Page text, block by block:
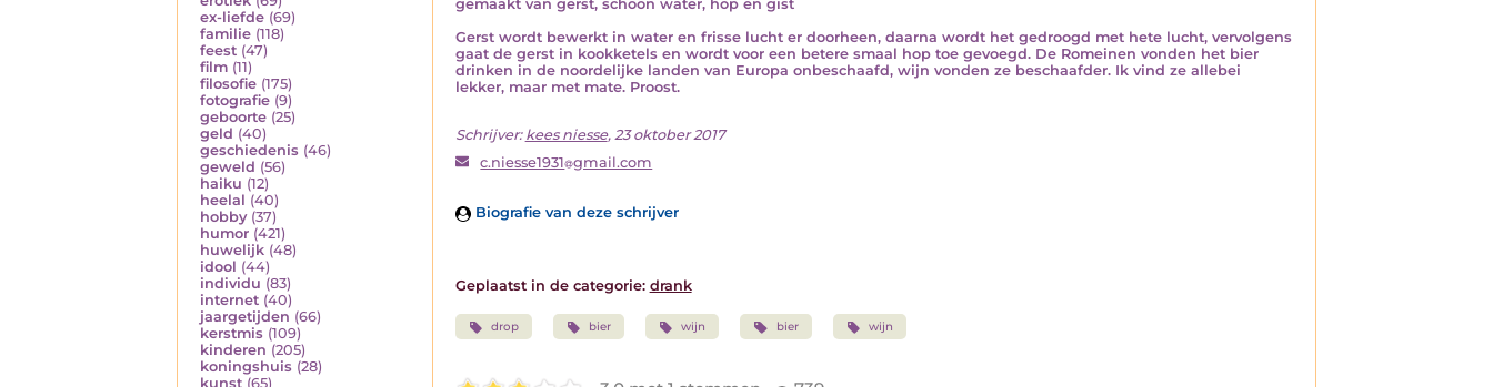
ex-liefde (69)
familie (118)
feest (47)
film (11)
filosofie (175)
fotografie (9)
geboorte (25)
geld (40)
geschiedenis (46)
geweld (56)
haiku (12)
heelal (40)
hobby (37)
humor (421)
huwelijk (48)
idool (44)
individu (83)
internet (40)
jaargetijden (66)
kerstmis (109)
kinderen (205)
koningshuis (28)
kunst (65)
gemaakt van gerst, schoon water, hop en gist
Gerst wordt bewerkt in water en frisse lucht er doorheen, daarna wordt het gedroogd met hete lucht, vervolgens
gaat de gerst in kookketels en wordt voor een betere smaal hop toe gevoegd. De Romeinen vonden het bier
drinken in de noordelijke landen van Europa onbeschaafd, wijn vonden ze beschaafder. Ik vind ze allebei
lekker, maar met mate. Proost.
Schrijver: kees niesse, 23 oktober 2017
c.niesse1931 gmail.com
Biografie van deze schrijver
Geplaatst in de categorie: drank
drop bier wijn bier wijn